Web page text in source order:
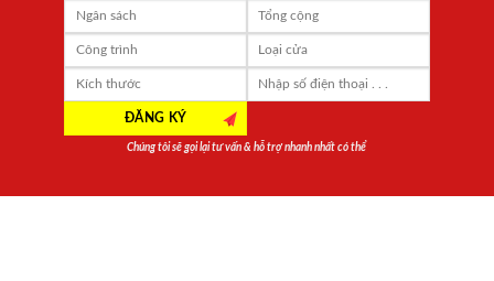
Chúng tôi sẽ gọi lại tư vấn & hỗ trợ nhanh nhất có thể